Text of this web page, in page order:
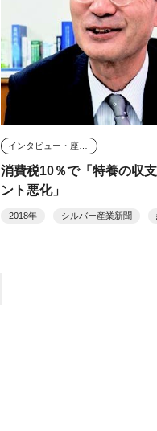
消費税10％で「特養の収
ント悪化」
2018年 シルバー産業新聞